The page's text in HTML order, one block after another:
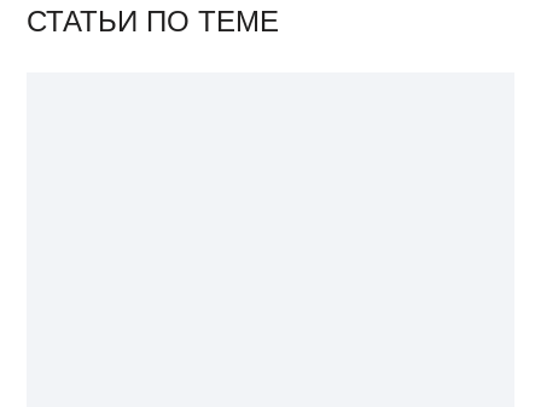
СТАТЬИ ПО ТЕМЕ